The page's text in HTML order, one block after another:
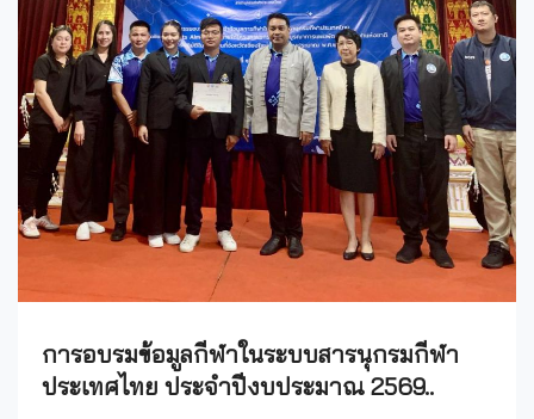
การอบรมข้อมูลกีฬาในระบบสารนุกรมกีฬา
ประเทศไทย ประจำปีงบประมาณ 2569..